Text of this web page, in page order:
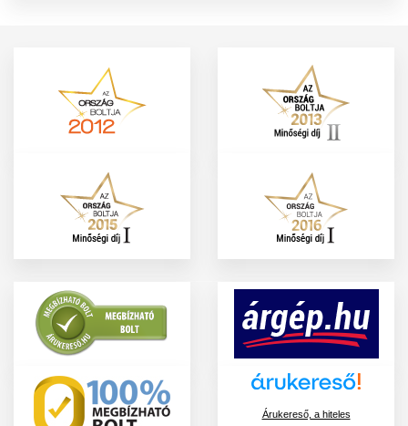
Árukereső, a hiteles